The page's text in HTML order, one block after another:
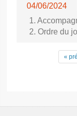
04/06/2024
1.
2. Ordre du
«